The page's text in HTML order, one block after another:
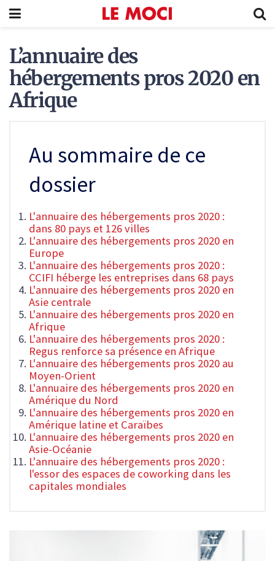
L’annuaire des
hébergements pros 2020 en
Afrique
Au sommaire de ce
dossier
L'annuaire des hébergements pros 2020 :
dans 80 pays et 126 villes
L'annuaire des hébergements pros 2020 en
Europe
L'annuaire des hébergements pros 2020 :
CCIFI héberge les entreprises dans 68 pays
L'annuaire des hébergements pros 2020 en
Asie centrale
L'annuaire des hébergements pros 2020 en
Afrique
L'annuaire des hébergements pros 2020 :
Regus renforce sa présence en Afrique
L'annuaire des hébergements pros 2020 au
Moyen-Orient
L'annuaire des hébergements pros 2020 en
Amérique du Nord
L'annuaire des hébergements pros 2020 en
Amérique latine et Caraïbes
L'annuaire des hébergements pros 2020 en
Asie-Océanie
L'annuaire des hébergements pros 2020 :
l'essor des espaces de coworking dans les
capitales mondiales